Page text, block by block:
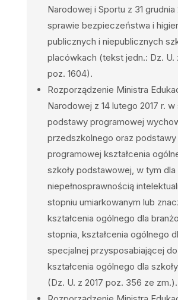
Narodowej i Sportu z 31 grudnia
sprawie bezpieczeństwa i
publicznych i niepublicznych
placówkach (tekst jedn.: Dz. U.
poz. 1604).
Rozporządzenie Ministra
Narodowej z 14 lutego 2017 r.
podstawy programowej
przedszkolnego oraz podstawy
programowej kształcenia
szkoły podstawowej, w tym
niepełnosprawnością
stopniu umiarkowanym lub
kształcenia ogólnego dla
stopnia, kształcenia ogólnego
specjalnej przysposabiającej
kształcenia ogólnego dla
(Dz. U. z 2017 poz. 356 ze zm.).